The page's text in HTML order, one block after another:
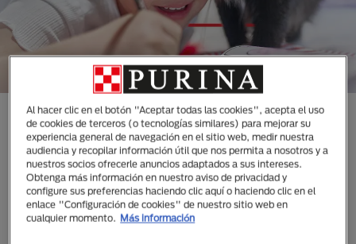
CONOCE TODAS NUESTRAS
MARCAS DISEÑADAS
ESPECIALMENTE PARA LAS
NECESIDADES DE TUS
MASCOTAS
Al hacer clic en el botón "Aceptar todas las cookies", acepta el uso
de cookies de terceros (o tecnologías similares) para mejorar su
experiencia general de navegación en el sitio web, medir nuestra
audiencia y recopilar información útil que nos permita a nosotros y a
nuestros socios ofrecerle anuncios adaptados a sus intereses.
Obtenga más información en nuestro aviso de privacidad y
configure sus preferencias haciendo clic aquí o haciendo clic en el
enlace "Configuración de cookies" de nuestro sitio web en
cualquier momento.
Más información